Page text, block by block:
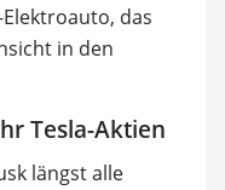
das
in den
Tesla-Aktien
längst alle